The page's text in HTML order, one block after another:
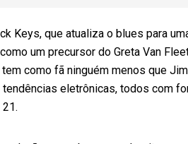
Keys, que atualiza o blues para
um precursor do Greta Van
como fã ninguém menos que
eletrônicas, todos com